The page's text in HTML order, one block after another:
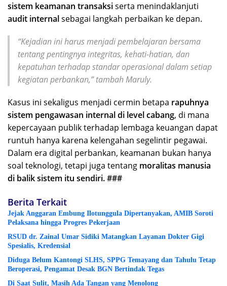
sistem keamanan transaksiserta menindaklanjuti
audit internalsebagai langkah perbaikan ke depan.
“Kejadian ini harus menjadi pembelajaran bersama
tentang pentingnya integritas, kehati-hatian, dan
kepatuhan terhadap standar operasional dalam setiap
kegiatan perbankan,” tambah Maruly.
Kasus ini sekaligus menjadi cermin betapa rapuhnya
sistem pengawasan internal di level cabang, di mana
kepercayaan publik terhadap lembaga keuangan dapat
runtuh hanya karena kelengahan segelintir pegawai.
Dalam era digital perbankan, keamanan bukan hanya
soal teknologi, tetapi juga tentang moralitas manusia
di balik sistem itu sendiri. ###
Berita Terkait
Jejak Anggaran Embung Ilotunggula Dipertanyakan, AMIB Soroti
Pelaksana hingga Progres Pekerjaan
RSUD dr. Zainal Umar Sidiki Matangkan Layanan Dokter Gigi
Spesialis, Kredensial
Diduga Belum Kantongi SLHS, SPPG Temayang dan Tahulu Tetap
Beroperasi, Pengamat Desak BGN Bertindak Tegas
Di Saat Sulit, Masih Ada Tangan yang Menolong